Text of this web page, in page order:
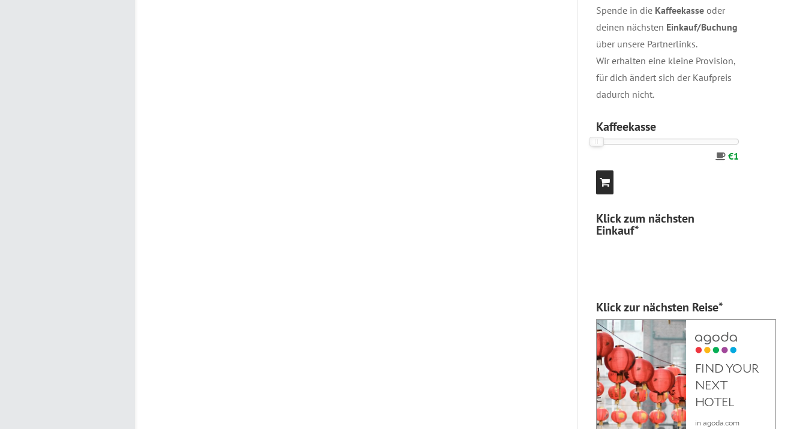
Spende in die Kaffeekasseoder
deinen nächsten Einkauf/Buchung
über unsere Partnerlinks.
Wir erhalten eine kleine Provision,
für dich ändert sich der Kaufpreis
dadurch nicht.
Kaffeekasse
€1
Klick zum nächsten
Einkauf*
Klick zur nächsten Reise*